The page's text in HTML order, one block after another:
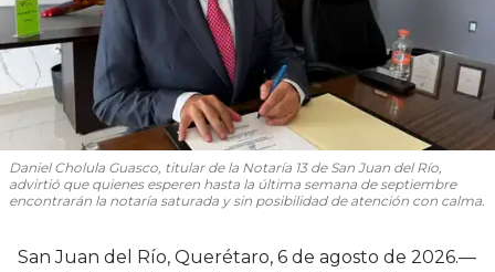
Daniel Cholula Guasco, titular de la Notaría 13 de San Juan del Río,
advirtió que quienes esperen hasta la última semana de septiembre
encontrarán la notaría saturada y sin posibilidad de atención con calma.
San Juan del Río, Querétaro, 6 de agosto de 2026.—